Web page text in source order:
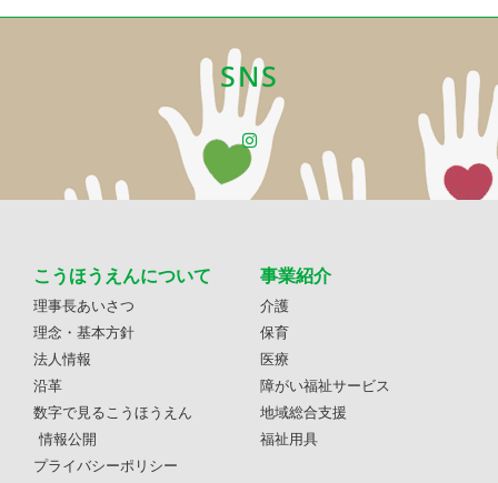
SNS
こうほうえんについて
理事長あいさつ
理念・基本方針
法人情報
沿革
数字で見るこうほうえん
情報公開
プライバシーポリシー
事業紹介
介護
保育
医療
障がい福祉サービス
地域総合支援
福祉用具